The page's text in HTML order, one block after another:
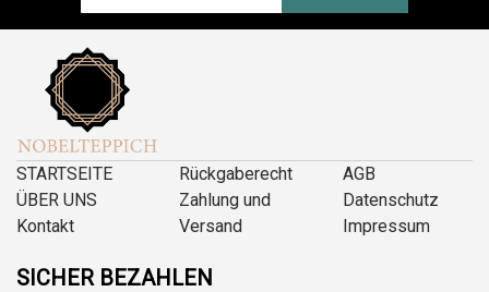
STARTSEITE
ÜBER UNS
Kontakt
Rückgaberecht
Zahlung und
Versand
AGB
Datenschutz
Impressum
SICHER BEZAHLEN